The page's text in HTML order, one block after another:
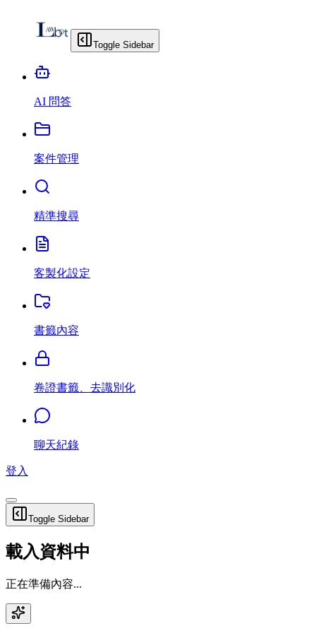
Toggle Sidebar
AI 問答
案件管理
精準搜尋
客製化設定
書籤內容
卷證書籤、去識別化
聊天紀錄
登入
Toggle Sidebar
載入資料中
正在準備內容...